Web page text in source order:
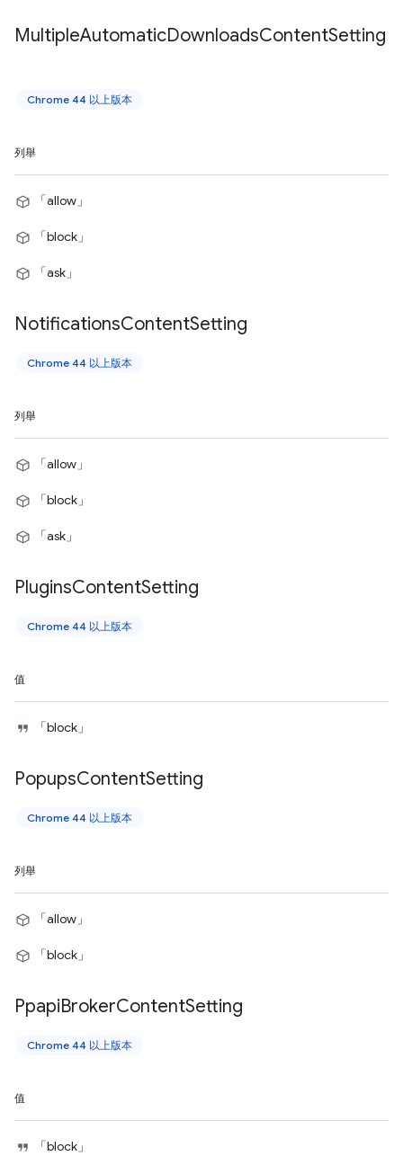
MultipleAutomaticDownloadsContentSetting
Chrome 44 以上版本
列舉
「allow」
「block」
「ask」
NotificationsContentSetting
Chrome 44 以上版本
列舉
「allow」
「block」
「ask」
PluginsContentSetting
Chrome 44 以上版本
值
「block」
PopupsContentSetting
Chrome 44 以上版本
列舉
「allow」
「block」
PpapiBrokerContentSetting
Chrome 44 以上版本
值
「block」